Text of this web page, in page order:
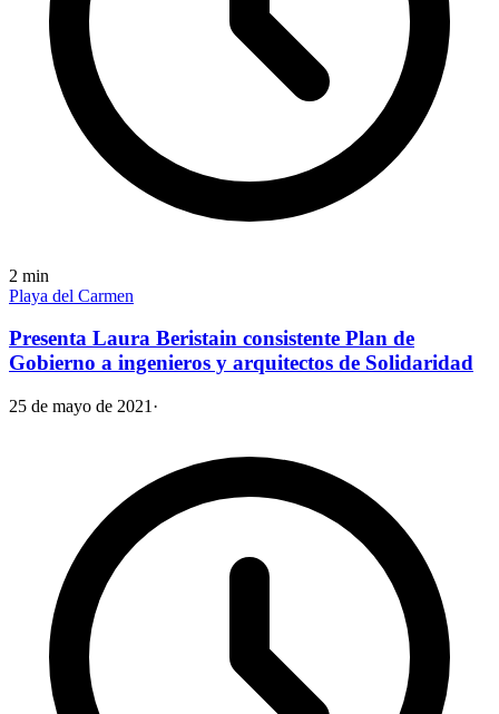
2 min
Playa del Carmen
Presenta Laura Beristain consistente Plan de
Gobierno a ingenieros y arquitectos de Solidaridad
25 de mayo de 2021 ·